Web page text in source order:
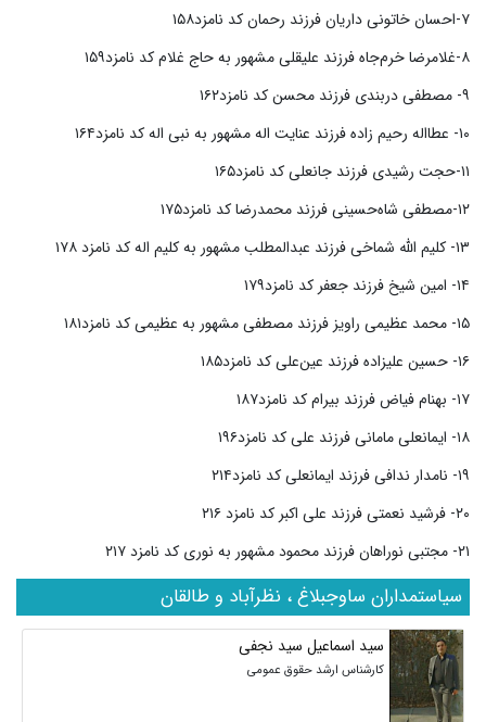
۷-احسان خاتونی داریان فرزند رحمان کد نامزد۱۵۸
۸-غلامرضا خرم‌جاه فرزند علیقلی مشهور به حاج غلام کد نامزد۱۵۹
۹- مصطفی دربندی فرزند محسن کد نامزد۱۶۲
۱۰- عطااله رحیم زاده فرزند عنایت اله مشهور به نبی اله کد نامزد۱۶۴
۱۱-حجت رشیدی فرزند جانعلی کد نامزد۱۶۵
۱۲-مصطفی شاه‌حسینی فرزند محمدرضا کد نامزد۱۷۵
۱۳- کلیم الله شماخی فرزند عبدالمطلب مشهور به کلیم اله کد نامزد ۱۷۸
۱۴- امین شیخ فرزند جعفر کد نامزد۱۷۹
۱۵- محمد عظیمی راویز فرزند مصطفی مشهور به عظیمی کد نامزد۱۸۱
۱۶- حسین علیزاده فرزند عین‌علی کد نامزد۱۸۵
۱۷- بهنام فیاض فرزند بیرام کد نامزد۱۸۷
۱۸- ایمانعلی مامانی فرزند علی کد نامزد۱۹۶
۱۹- نامدار ندافی فرزند ایمانعلی کد نامزد۲۱۴
۲۰- فرشید نعمتی فرزند علی اکبر کد نامزد ۲۱۶
۲۱- مجتبی نوراهان فرزند محمود مشهور به نوری کد نامزد ۲۱۷
سیاستمداران ساوجبلاغ ، نظرآباد و طالقان
سید اسماعیل سید نجفی
کارشناس ارشد حقوق عمومی